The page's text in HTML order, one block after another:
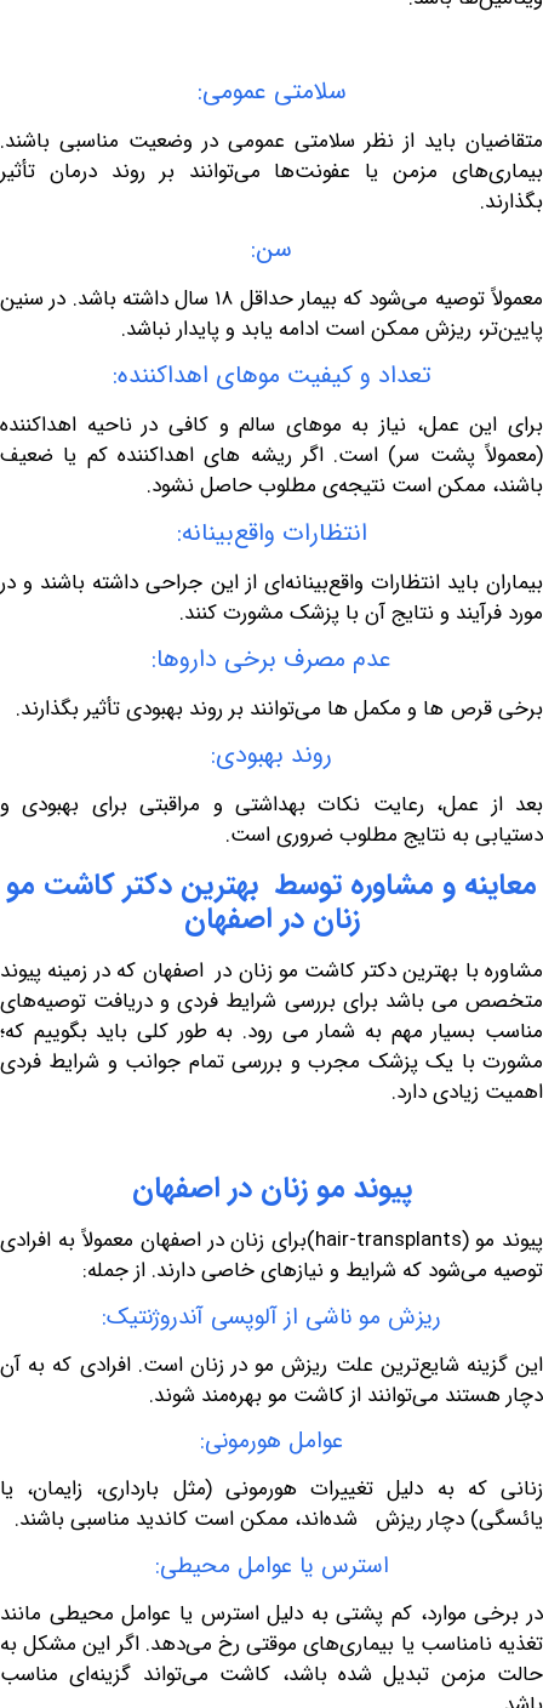
سلامتی عمومی:
باید از نظر سلامتی عمومی در وضعیت مناسبی باشند.
مزمن یا عفونت‌ها می‌توانند بر روند درمان تأثیر
معمولاً توصیه می‌شود که بیمار حداقل ۱۸ سال داشته باشد. در سنین
ریزش ممکن است ادامه یابد و پایدار نباشد.
تعداد و کیفیت موهای اهداکننده:
عمل، نیاز به موهای سالم و کافی در ناحیه اهداکننده
پشت سر) است. اگر ریشه های اهداکننده کم یا ضعیف
ممکن است نتیجه‌ی مطلوب حاصل نشود.
انتظارات واقع‌بینانه:
باید انتظارات واقع‌بینانه‌ای از این جراحی داشته باشند و در
و نتایج آن با پزشک مشورت کنند.
عدم مصرف برخی داروها:
ها و مکمل ها می‌توانند بر روند بهبودی تأثیر بگذارند.
روند بهبودی:
رعایت نکات بهداشتی و مراقبتی برای بهبودی و
به نتایج مطلوب ضروری است.
ومشاورهتوسط بهتریندکتر کاشتمو
زنان دراصفهان
بهترین دکتر کاشت مو زنان در اصفهان که در زمینه پیوند
باشد برای بررسی شرایط فردی و دریافت توصیه‌های
مهم به شمار می رود. به طور کلی باید بگوییم که؛
یک پزشک مجرب و بررسی تمام جوانب و شرایط فردی
دارد.
موزنان دراصفهان
(
hair-transplants)برای زنان در اصفهان معمولاً به افرادی
که شرایط و نیازهای خاصی دارند. از جمله:
ریزش مو ناشی از آلوپسی آندروژنتیک:
شایع‌ترین علت ریزش مو در زنان است. افرادی که به آن
می‌توانند از کاشت مو بهره‌مند شوند.
عوامل هورمونی:
به دلیل تغییرات هورمونی (مثل بارداری، زایمان، یا
دچار ریزش شده‌اند، ممکن است کاندید مناسبی باشند.
استرس یا عوامل محیطی:
موارد، کم پشتی به دلیل استرس یا عوامل محیطی مانند
یا بیماری‌های موقتی رخ می‌دهد. اگر این مشکل به
تبدیل شده باشد، کاشت می‌تواند گزینه‌ای مناسب